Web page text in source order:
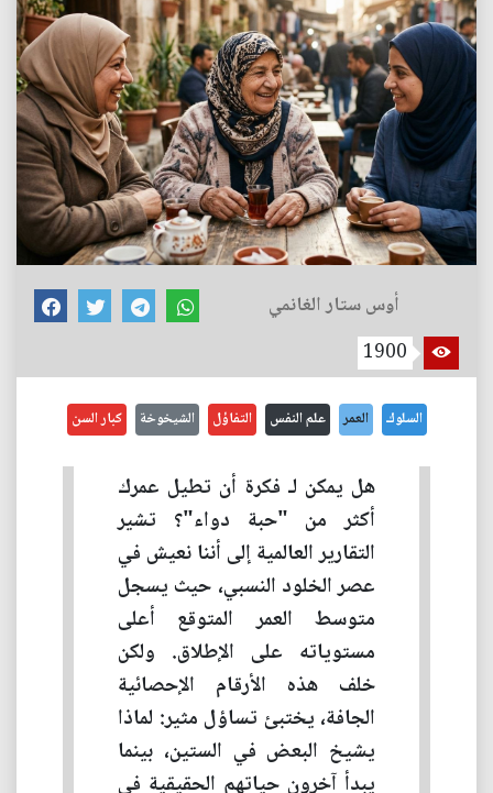
أوس ستار الغانمي
1900
السلوك العمر علم النفس التفاؤل الشيخوخة كبار السن
هل يمكن لـ فكرة أن تطيل عمرك
أكثر من "حبة دواء"؟ تشير
التقارير العالمية إلى أننا نعيش في
عصر الخلود النسبي، حيث يسجل
متوسط العمر المتوقع أعلى
مستوياته على الإطلاق. ولكن
خلف هذه الأرقام الإحصائية
الجافة، يختبئ تساؤل مثير: لماذا
يشيخ البعض في الستين، بينما
يبدأ آخرون حياتهم الحقيقية في